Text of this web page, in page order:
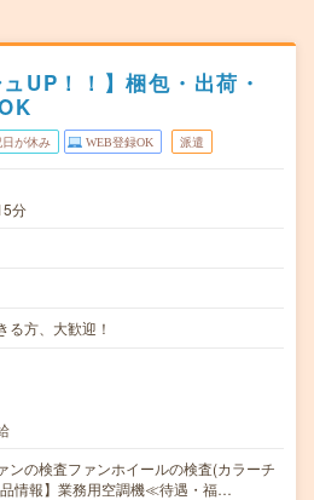
UP！！】梱包・出荷・
日が休み WEB登録OK 派遣
分
る方、大歓迎！
ンの検査ファンホイールの検査(カラーチ
品情報】業務用空調機≪待遇・福…